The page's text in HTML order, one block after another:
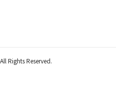
Rights Reserved.